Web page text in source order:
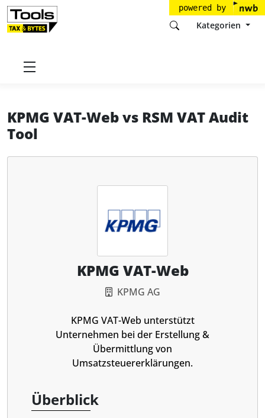
powered by
Kategorien
Startseite
KPMG VAT-Webvs RSM VAT Audit
Tool
KPMG VAT-Web
KPMG AG
KPMG VAT-Web unterstützt
Unternehmen bei der Erstellung &
Übermittlung von
Umsatzsteuererklärungen.
Überblick